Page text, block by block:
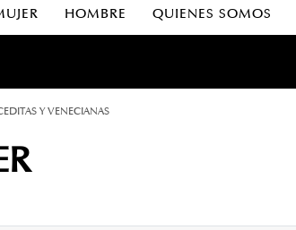
HOMBRE QUIENES SOMOS
Y VENECIANAS